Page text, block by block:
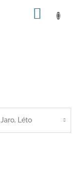
Jaro, Léto